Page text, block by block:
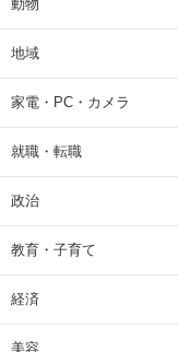
動物
地域
家電・PC・カメラ
就職・転職
政治
教育・子育て
経済
美容